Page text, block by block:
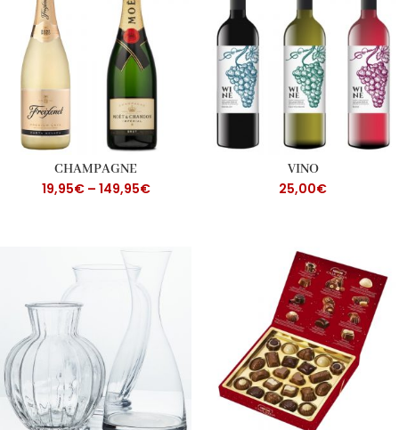
CHAMPAGNE
19,95€– 149,95€
VINO
25,00€